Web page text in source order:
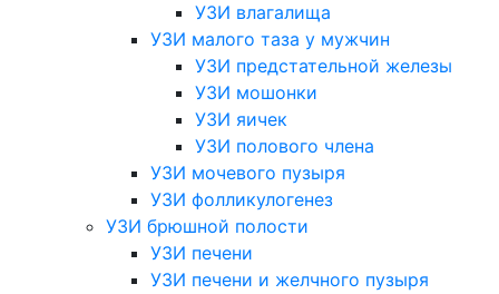
УЗИ влагалища
УЗИ малого таза у мужчин
УЗИ предстательной железы
УЗИ мошонки
УЗИ яичек
УЗИ полового члена
УЗИ мочевого пузыря
УЗИ фолликулогенез
УЗИ брюшной полости
УЗИ печени
УЗИ печени и желчного пузыря